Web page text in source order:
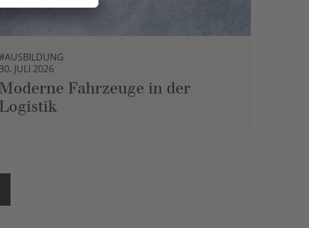
30. JULI 2026
Fahrzeuge in der
Logistik